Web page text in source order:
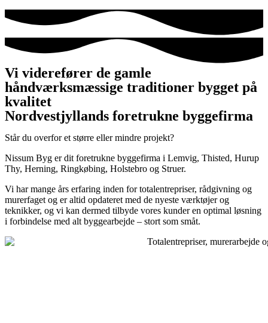
Vi viderefører de gamle
håndværksmæssige traditioner bygget på
kvalitet
Nordvestjyllands foretrukne byggefirma
Står du overfor et større eller mindre projekt?
Nissum Byg er dit foretrukne byggefirma i Lemvig, Thisted, Hurup
Thy, Herning, Ringkøbing, Holstebro og Struer.
Vi har mange års erfaring inden for totalentrepriser, rådgivning og
murerfaget og er altid opdateret med de nyeste værktøjer og
teknikker, og vi kan dermed tilbyde vores kunder en optimal løsning
i forbindelse med alt byggearbejde – stort som småt.